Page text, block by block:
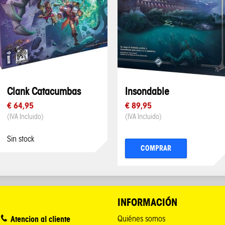
Clank Catacumbas
€ 64,95
(IVA Incluido)
Sin stock
Insondable
€ 89,95
(IVA Incluido)
COMPRAR
Atencion al cliente
INFORMACIÓN
Quiénes somos